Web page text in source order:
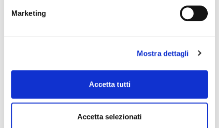
Marketing
Mostra dettagli
Accetta tutti
Accetta selezionati